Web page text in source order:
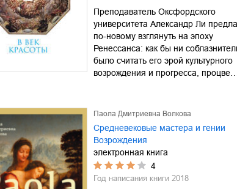
Преподаватель Оксфордского
университета Александр Ли
по-новому взглянуть на эпоху
Ренессанса: как бы ни
было считать его эрой культурного
возрождения и прогресса, процве…
Паола Дмитриевна Волкова
Средневековые мастера и гении
Возрождения
электронная книга
4
Год написания книги 2018